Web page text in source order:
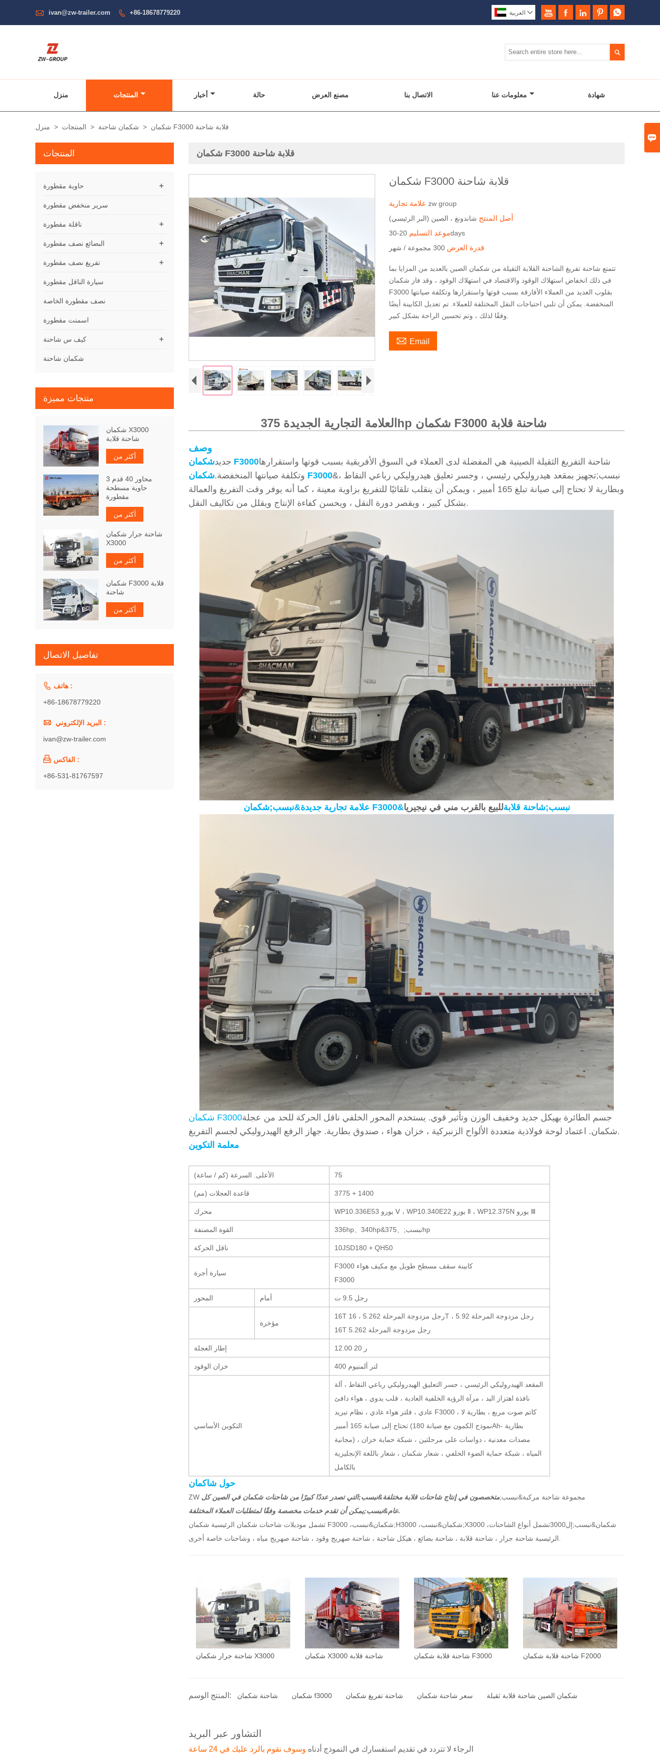

 ivan@zw-trailer.com  +86-18678779220      العربية 

منزل المنتجات أخبار حالة مصنع العرض الاتصال بنا معلومات عنا شهادة
منزل > المنتجات > شكمان شاحنة > شكمان F3000 قلابة شاحنة
شكمان F3000 قلابة شاحنة
شكمان F3000 قلابة شاحنة
علامة تجاريةzw group
أصل المنتج شاندونغ ، الصين (البر الرئيسي)
موعد التسليم20-30days
قدرة العرض 300 مجموعة / شهر
تتمتع شاحنة تفريغ الشاحنة القلابة الثقيلة من شكمان الصين بالعديد من المزايا بما
في ذلك انخفاض استهلاك الوقود والاقتصاد في استهلاك الوقود ، وقد فاز شكمان
F3000 بقلوب العديد من العملاء الأفارقة بسبب قوتها واستقرارها وتكلفة صيانتها
المنخفضة. يمكن أن تلبي احتياجات النقل المختلفة للعملاء. تم تعديل الكابينة أيضًا
 Email
العلامة التجارية الجديدة 375hp شكمان F3000 شاحنة قلابة
وصف
جديد شكمان F3000شاحنة التفريغ الثقيلة الصينية هي المفضلة لدى العملاء في السوق الأفريقية بسبب قوتها واستقرارها
وتكلفة صيانتها المنخفضة. شكمان F3000&نبسب;تجهيز بمقعد هيدروليكي رئيسي ، وجسر تعليق هيدروليكي رباعي النقاط ،
وبطارية لا تحتاج إلى صيانة تبلغ 165 أمبير ، ويمكن أن ينقلب تلقائيًا للتفريغ بزاوية معينة ، كما أنه يوفر وقت التفريغ والعمالة
بشكل كبير ، ويقصر دورة النقل ، ويحسن كفاءة الإنتاج ويقلل من تكاليف النقل.
علامة تجارية جديدة&نبسب; شكمان F3000&نبسب;شاحنة قلابةللبيع بالقرب مني في نيجيريا
شكمان F3000جسم الطائرة بهيكل جديد وخفيف الوزن وتأثير قوي. يستخدم المحور الخلفي ناقل الحركة للحد من عجلة
شكمان. اعتماد لوحة فولاذية متعددة الألواح الزنبركية ، خزان هواء ، صندوق بطارية. جهاز الرفع الهيدروليكي لجسم التفريغ.
معلمة التكوين
الأعلى. السرعة (كم / ساعة) 75
قاعدة العجلات (مم) 3775 + 1400
محرك WP10.336E53 يورو Ⅴ ، WP10.340E22 يورو Ⅱ ، WP12.375N يورو Ⅲ
القوة المصنفة 336hp、340hp&نبسب;、375hp
ناقل الحركة 10JSD180 + QH50
سيارة أجرة
F3000 كابينة سقف مسطح طويل مع مكيف هواء
F3000
المحور أمام رجل 9.5 ت
مؤخرة
16T رجل مزدوجة المرحلة 5.262 ، 16T رجل مزدوجة المرحلة 5.92 ،
16T رجل مزدوجة المرحلة 5.262
إطار العجلة 12.00 ر 20
خزان الوقود 400 لتر ألمنيوم
التكوين الأساسي
المقعد الهيدروليكي الرئيسي ، جسر التعليق الهيدروليكي رباعي النقاط ، آلة
نافذة اهتزاز اليد ، مرآة الرؤية الخلفية العادية ، قلب يدوي ، هواء دافئ
عادي ، فلتر هواء عادي ، نظام تبريد F3000 ، كاتم صوت مربع ، بطارية لا
تحتاج إلى صيانة 165 أمبير (نموذج الكمون مع صيانة 180Ah- بطارية
مجانية) ، مصدات معدنية ، دواسات على مرحلتين ، شبكة حماية خزان
المياه ، شبكة حماية الضوء الخلفي ، شعار شكمان ، شعار باللغة الإنجليزية
بالكامل
حول شاكمان
ZW مجموعة شاحنة مركبة&نبسب;متخصصون في إنتاج شاحنات قلابة مختلفة&نبسب;التي تصدر عددًا كبيرًا من شاحنات شكمان في الصين كل
عام&نبسب;يمكن أن تقدم خدمات مخصصة وفقًا لمتطلبات العملاء المختلفة.
تشمل موديلات شاحنات شكمان الرئيسية شكمان F3000 ،
شكمان&نبسب;H3000 ، شكمان&نبسب;X3000 ، شكمان&نبسب;إل3000تشمل أنواع الشاحنات
شاحنة جرار شكمان X3000 شكمان X3000 شاحنة قلابة شاحنة قلابة شكمان F3000 شاحنة قلابة شكمان F2000
المنتج الوسم: شاحنة شكمان شكمان f3000 شاحنة تفريغ شكمان سعر شاحنة شكمان شكمان الصين شاحنة قلابة ثقيلة
التشاور عبر البريد
الرجاء لا تتردد في تقديم استفسارك في النموذج أدناه وسوف نقوم بالرد عليك في 24 ساعة
المنتجات
+ حاوية مقطورة
سرير منخفض مقطورة
+ ناقلة مقطورة
+ البضائع نصف مقطورة
+ تفريغ نصف مقطورة
سيارة الناقل مقطورة
نصف مقطورة الخاصة
اسمنت مقطورة
+ كيف س شاحنة
شكمان شاحنة
منتجات مميزة
شكمان X3000
شاحنة قلابة
أكثر من
3 محاور 40 قدم
حاوية مسطحة
مقطورة
أكثر من
شاحنة جرار شكمان
X3000
أكثر من
شكمان F3000 قلابة
شاحنة
أكثر من
تفاصيل الاتصال
 هاتف :
+86-18678779220
 البريد الإلكتروني :
ivan@zw-trailer.com
 الفاكس :
+86-531-81767597